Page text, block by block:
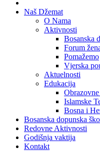
Naš Džemat
O Nama
Aktivnosti
Bosanska
Forum
Pomažemo
Vjerska
Aktuelnosti
Edukacija
Islamske
Bosna i
Bosanska dopunska
Redovne Aktivnosti
Godišnja vaktija
Kontakt